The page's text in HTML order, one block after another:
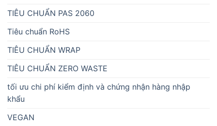
TIÊU CHUẨN PAS 2060
Tiêu chuẩn RoHS
TIÊU CHUẨN WRAP
TIÊU CHUẨN ZERO WASTE
tối ưu chi phí kiểm định và chứng nhận hàng nhập
khẩu
VEGAN